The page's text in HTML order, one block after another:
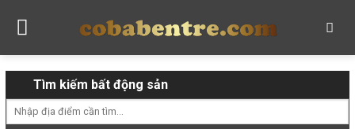
Tìm kiếm bất động sản